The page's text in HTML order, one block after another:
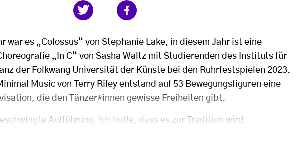
war es „Colossus“ von Stephanie Lake, in diesem Jahr ist eine
„In C“ von Sasha Waltz mit Studierenden des Instituts für
der Folkwang Universität der Künste bei den Ruhrfestspielen 2023.
Music von Terry Riley entstand auf 53 Bewegungsfiguren eine
die den Tänzer*innen gewisse Freiheiten gibt.
Aufführung. Ich hoffe, dass es zur Tradition wird.